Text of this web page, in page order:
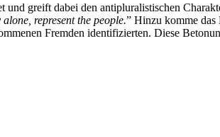
greift dabei den antipluralistischen
represent the people.” Hinzu komme das
Fremden identifizierten. Diese